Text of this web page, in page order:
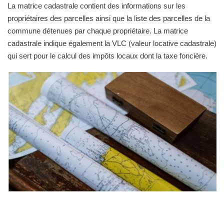
La matrice cadastrale contient des informations sur les
propriétaires des parcelles ainsi que la liste des parcelles de la
commune détenues par chaque propriétaire. La matrice
cadastrale indique également la VLC (valeur locative cadastrale)
qui sert pour le calcul des impôts locaux dont la taxe foncière.